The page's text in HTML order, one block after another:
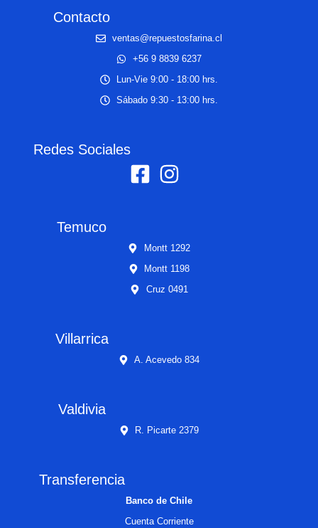
Contacto
ventas@repuestosfarina.cl
+56 9 8839 6237
Lun-Vie 9:00 - 18:00 hrs.
Sábado 9:30 - 13:00 hrs.
Redes Sociales
Temuco
Montt 1292
Montt 1198
Cruz 0491
Villarrica
A. Acevedo 834
Valdivia
R. Picarte 2379
Transferencia
Banco de Chile
Cuenta Corriente